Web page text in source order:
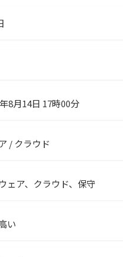
8月14日 17時00分
/ クラウド
ェア、クラウド、保守
い